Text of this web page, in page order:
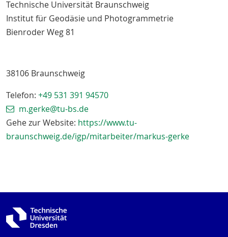
Technische Universität Braunschweig
Institut für Geodäsie und Photogrammetrie
Bienroder Weg 81
38106 Braunschweig
Telefon: +49 531 391 94570
m.gerke@tu-bs.de
Gehe zur Website: https://www.tu-
braunschweig.de/igp/mitarbeiter/markus-gerke